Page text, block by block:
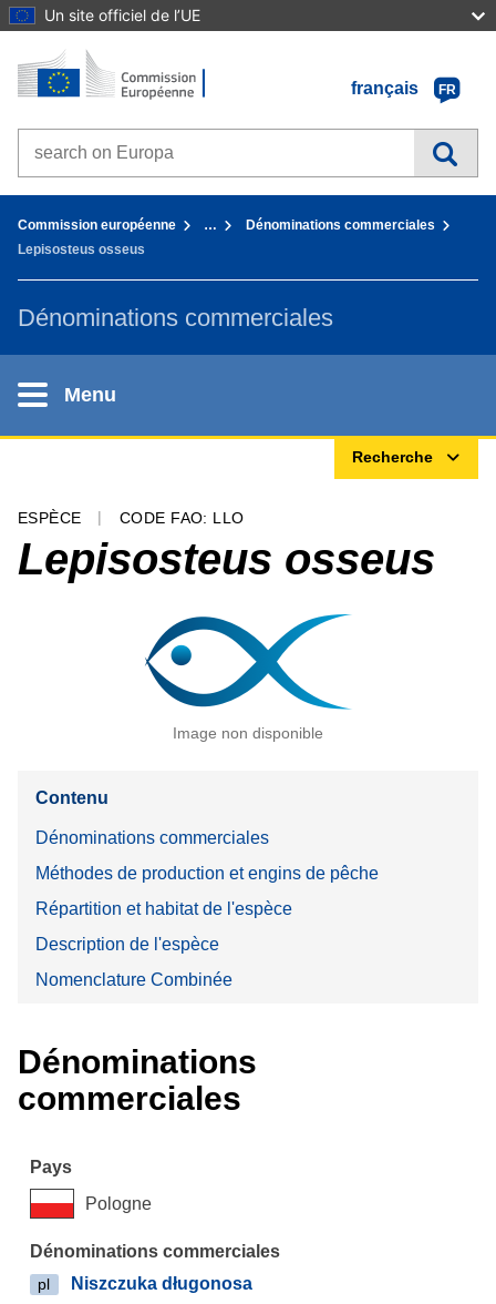
Un site officiel de l’UE
Aller au contenu
Accueil - Commission européenne
français
FR
Search on Europa websites
Commission européenne …
Dénominations commerciales
Lepisosteus osseus
Dénominations commerciales
Menu
Recherche
ESPÈCE CODE FAO: LLO
Lepisosteus osseus
Image non disponible
Contenu
Dénominations commerciales
Méthodes de production et engins de pêche
Répartition et habitat de l'espèce
Description de l'espèce
Nomenclature Combinée
Dénominations
commerciales
Pologne
pl Niszczuka długonosa